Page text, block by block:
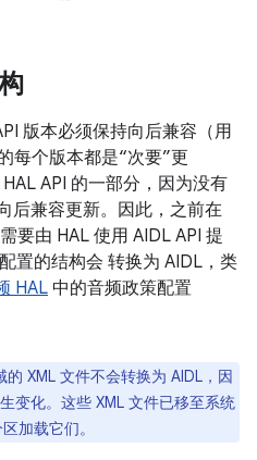
版本必须保持向后兼容（用
每个版本都是“次要”更
API 的一部分，因为没有
后兼容更新。因此，之前在
要由 HAL 使用 AIDL API 提
置的结构会 转换为 AIDL，类
HAL 中的音频政策配置
的 XML 文件不会转换为 AIDL，因
变化。这些 XML 文件已移至系统
加载它们。